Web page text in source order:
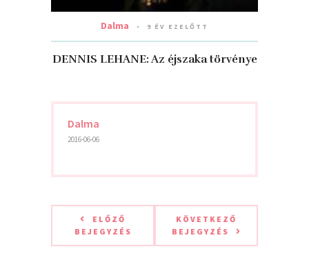
Dalma 9 ÉV EZELŐTT
DENNIS LEHANE: Az éjszaka törvénye
Dalma
2016-06-06
ELŐZŐ
BEJEGYZÉS
KÖVETKEZŐ
BEJEGYZÉS